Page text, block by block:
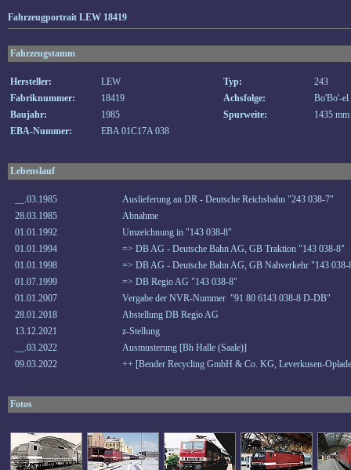
Fahrzeugportrait LEW 18419
Fahrzeugstamm
Hersteller: LEW Typ:
243
Fabriknummer:
18419 Achsfolge:
Bo'Bo'-el
Baujahr:
1985 Spurweite:
1435 mm
EBA-Nummer:
EBA 01C17A 038
Lebenslauf
__.03.1985
Auslieferung an DR - Deutsche Reichsbahn "243 038-7"
28.03.1985
Abnahme
01.01.1992
Umzeichnung in "143 038-8"
01.01.1994
=> DB AG - Deutsche Bahn AG, GB Traktion "143 038-8"
01.01.1998
=> DB AG - Deutsche Bahn AG, GB Nahverkehr "143 038-
01.07.1999
=> DB Regio AG "143 038-8"
01.01.2007
Vergabe der NVR-Nummer "91 80 6143 038-8 D-DB"
28.01.2018
Abstellung DB Regio AG
13.12.2021
z-Stellung
__.03.2022
Ausmusterung [Bh Halle (Saale)]
09.03.2022
++ [Bender Recycling GmbH & Co. KG, Leverkusen-
Fotos